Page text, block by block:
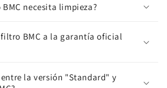
necesita limpieza?
filtro BMC a la garantía oficial
la versión "Standard" y